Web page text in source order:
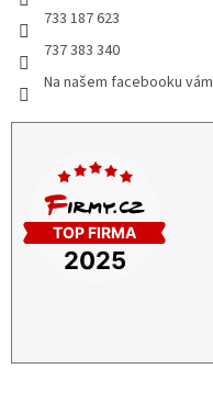
733 187 623
737 383 340
Na našem facebooku